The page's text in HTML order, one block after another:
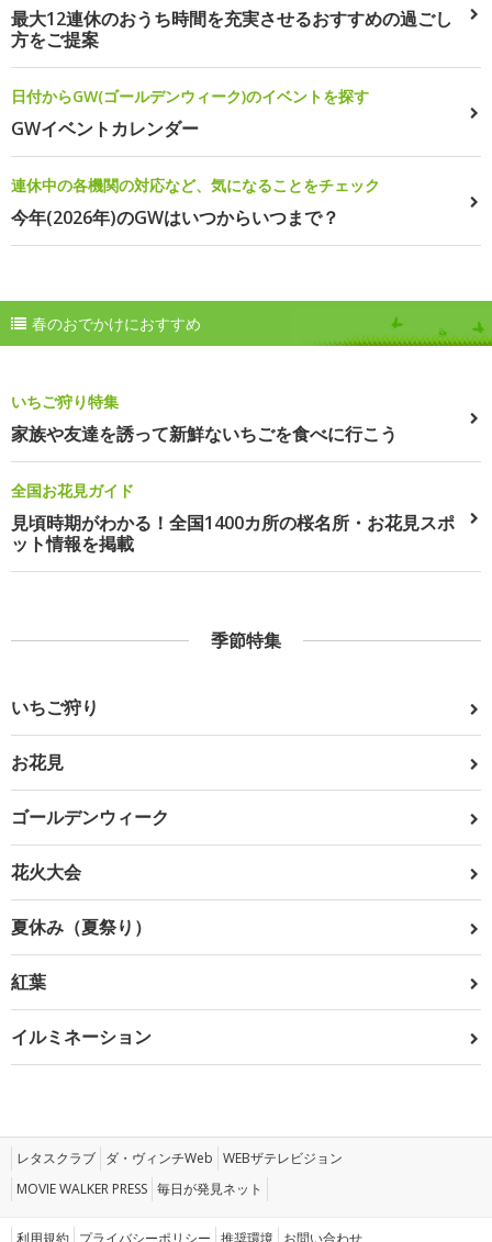
最大12連休のおうち時間を充実させるおすすめの過ごし
方をご提案
日付からGW(ゴールデンウィーク)のイベントを探す
GWイベントカレンダー
連休中の各機関の対応など、気になることをチェック
今年(2026年)のGWはいつからいつまで？
春のおでかけにおすすめ
いちご狩り特集
家族や友達を誘って新鮮ないちごを食べに行こう
全国お花見ガイド
見頃時期がわかる！全国1400カ所の桜名所・お花見スポ
ット情報を掲載
季節特集
いちご狩り
お花見
ゴールデンウィーク
花火大会
夏休み（夏祭り）
紅葉
イルミネーション
レタスクラブ ダ・ヴィンチWeb WEBザテレビジョン
MOVIE WALKER PRESS 毎日が発見ネット